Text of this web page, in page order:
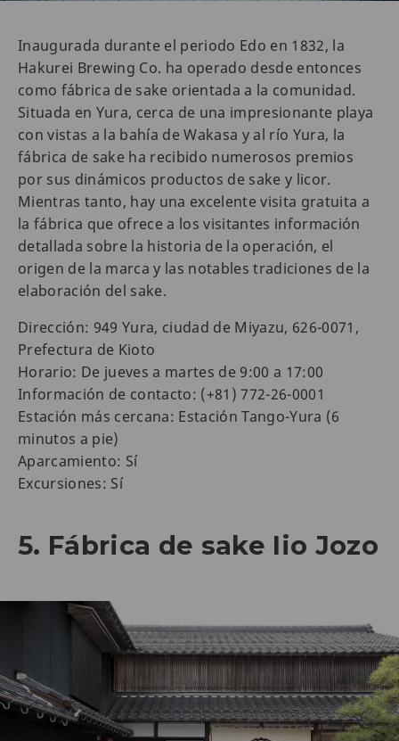
Inaugurada durante el periodo Edo en 1832, la
Hakurei Brewing Co. ha operado desde entonces
como fábrica de sake orientada a la comunidad.
Situada en Yura, cerca de una impresionante playa
con vistas a la bahía de Wakasa y al río Yura, la
fábrica de sake ha recibido numerosos premios
por sus dinámicos productos de sake y licor.
Mientras tanto, hay una excelente visita gratuita a
la fábrica que ofrece a los visitantes información
detallada sobre la historia de la operación, el
origen de la marca y las notables tradiciones de la
elaboración del sake.
Dirección: 949 Yura, ciudad de Miyazu, 626-0071,
Prefectura de Kioto
Horario: De jueves a martes de 9:00 a 17:00
Información de contacto: (+81) 772-26-0001
Estación más cercana: Estación Tango-Yura (6
minutos a pie)
Aparcamiento: Sí
Excursiones: Sí
5. Fábrica de sake Iio Jozo